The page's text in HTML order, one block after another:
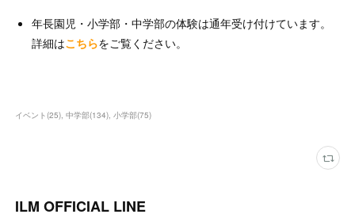
年長園児・小学部・中学部の体験は通年受け付けています。
詳細はこちらをご覧ください。
イベント(25) 中学部(134) 小学部(75)
ILM OFFICIAL LINE